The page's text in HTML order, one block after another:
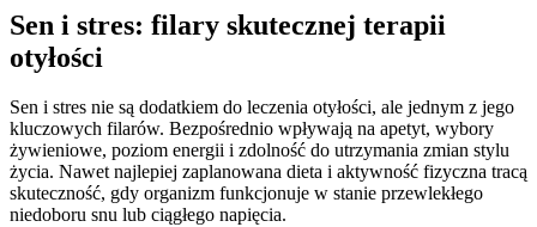
Sen i stres: filary skutecznej terapii
otyłości
Sen i stres nie są dodatkiem do leczenia otyłości, ale jednym z jego
kluczowych filarów. Bezpośrednio wpływają na apetyt, wybory
żywieniowe, poziom energii i zdolność do utrzymania zmian stylu
życia. Nawet najlepiej zaplanowana dieta i aktywność fizyczna tracą
skuteczność, gdy organizm funkcjonuje w stanie przewlekłego
niedoboru snu lub ciągłego napięcia.